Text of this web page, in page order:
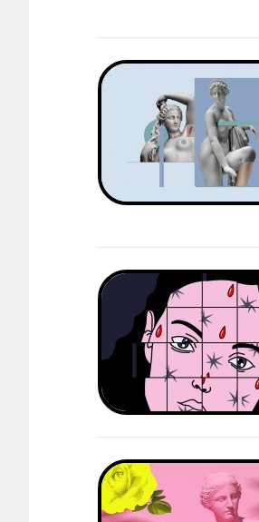
Рубрики
Секспросвет
Великие женщины
Рецепты
Ваши истории
Соцсети